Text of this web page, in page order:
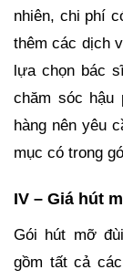
nhiên, chi phí
thêm các dịch
lựa chọn bác
chăm sóc hậu
hàng nên yêu
mục có trong
IV – Giá hút
Gói hút mỡ
gồm tất cả